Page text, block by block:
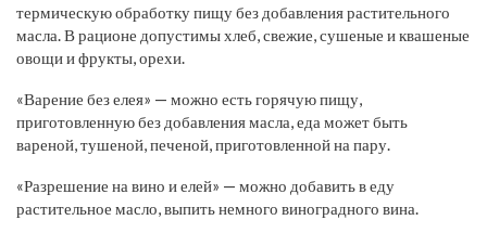
термическую обработку пищу без добавления растительного
масла. В рационе допустимы хлеб, свежие, сушеные и квашеные
овощи и фрукты, орехи.
«Варение без елея» — можно есть горячую пищу,
приготовленную без добавления масла, еда может быть
вареной, тушеной, печеной, приготовленной на пару.
«Разрешение на вино и елей» — можно добавить в еду
растительное масло, выпить немного виноградного вина.